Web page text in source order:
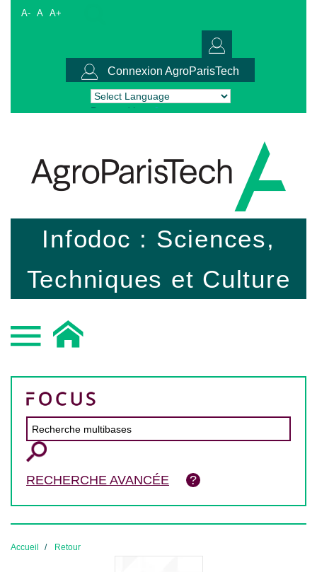
A- A A+
Connexion AgroParisTech
Powered by Translate
Infodoc : Sciences,
Techniques et Culture
RECHERCHE AVANCÉE
Accueil Retour